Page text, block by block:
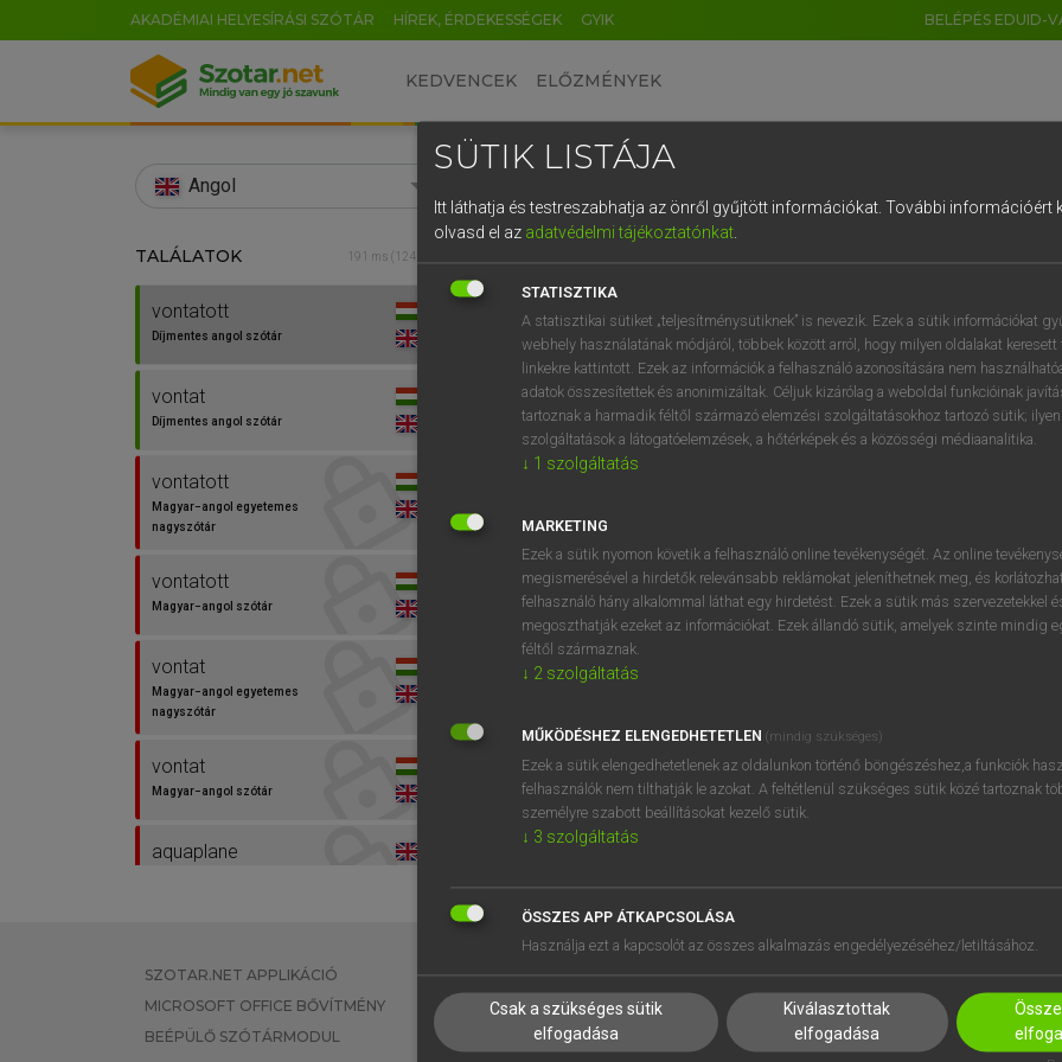
AKADÉMIAI HELYESÍRÁSI SZÓTÁR HÍREK, ÉRDEKESSÉGEK GYIK BELÉPÉS EDUID-
KEDVENCEK ELŐZMÉNYEK
Angol
TALÁLATOK 191 ms (124 db)
vontatott
Díjmentes angol szótár
vontat
Díjmentes angol szótár
vontatott
Magyar−angol egyetemes
nagyszótár
vontatott
Magyar−angol szótár
vontat
Magyar−angol egyetemes
nagyszótár
vontat
Magyar−angol szótár
aquaplane
nagyszótár
beach
Díjmentes angol szótár
vontatott mn ign/ mn
protracted
slow
drawling
⚲ vontatottkeresése szótárainkban
SZOTAR.NET APPLIKÁCIÓ
MICROSOFT OFFICE BŐVÍTMÉNY
BEÉPÜLŐ SZÓTÁRMODUL
EGYÉNI FELHASZNÁLÓKNAK
TANULÓKNAK
OKTATÁSI INTÉZMÉNYEKNEK
SÚGÓ
RÓLUNK
ELÉRHETŐSÉG
SÜTIK LISTÁJA
Itt láthatja és testreszabhatja az önről gyűjtött információkat. További információért
olvasd el az adatvédelmi tájékoztatónkat.
STATISZTIKA
A statisztikai sütiket „teljesítménysütiknek” is nevezik. Ezek a sütik információkat
webhely használatának módjáról, többek között arról, hogy milyen oldalakat keresett
linkekre kattintott. Ezek az információk a felhasználó azonosítására nem
adatok összesítettek és anonimizáltak. Céljuk kizárólag a weboldal funkcióinak
tartoznak a harmadik féltől származó elemzési szolgáltatásokhoz tartozó sütik;
szolgáltatások a látogatóelemzések, a hőtérképek és a közösségi médiaanalitika.
↓ 1 szolgáltatás
MARKETING
Ezek a sütik nyomon követik a felhasználó online tevékenységét. Az online
megismerésével a hirdetők relevánsabb reklámokat jeleníthetnek meg, és
felhasználó hány alkalommal láthat egy hirdetést. Ezek a sütik más szervezetekkel
megoszthatják ezeket az információkat. Ezek állandó sütik, amelyek szinte mindig
féltől származnak.
↓ 2 szolgáltatás
MŰKÖDÉSHEZ ELENGEDHETETLEN (mindig szükséges)
Ezek a sütik elengedhetetlenek az oldalunkon történő böngészéshez,a funkciók
felhasználók nem tilthatják le azokat. A feltétlenül szükséges sütik közé tartoznak
személyre szabott beállításokat kezelő sütik.
↓ 3 szolgáltatás
ÖSSZES APP ÁTKAPCSOLÁSA
Használja ezt a kapcsolót az összes alkalmazás engedélyezéséhez/letiltásához.
Csak a szükséges sütik
elfogadása
Kiválasztottak
elfogadása
EN HU DE CN FR ES IT NL
0 1 2 3 4 5 6 7 8 9
q w e r t z u i
a s d f g h j k l é
í y x c v b n m , .